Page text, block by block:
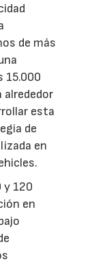
de más
15.000
alrededor
esta
de
en
y 120
en